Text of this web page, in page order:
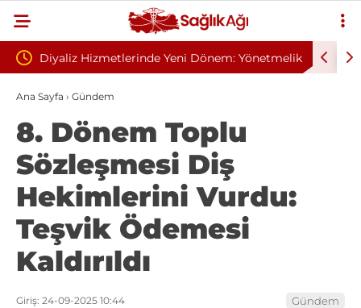
Dönem: Yönetmelik Sivilce Sandı, Cilt Kanseri Çıktı:
Ana Sayfa › Gündem
8. Dönem Toplu
Sözleşmesi Diş
Hekimlerini Vurdu:
Teşvik Ödemesi
Kaldırıldı
Giriş: 24-09-2025 10:44
Gündem